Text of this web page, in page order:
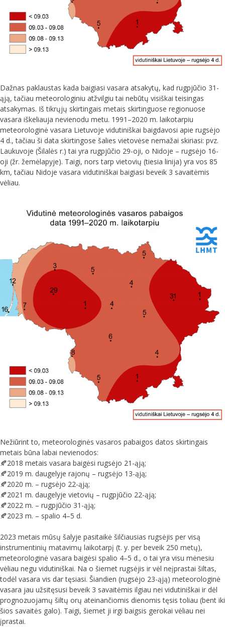
Dažnas paklaustas kada baigiasi vasara atsakytų, kad rugpjūčio 31-
ąją, tačiau meteorologiniu atžvilgiu tai nebūtų visiškai teisingas
atsakymas. Iš tikrųjų skirtingais metais skirtinguose regionuose
vasara iškeliauja nevienodu metu. 1991–2020 m. laikotarpiu
meteorologinė vasara Lietuvoje vidutiniškai baigdavosi apie rugsėjo
4 d., tačiau ši data skirtingose šalies vietovėse nemažai skiriasi: pvz.
Laukuvoje (Šilalės r.) tai yra rugpjūčio 29-oji, o Nidoje – rugsėjo 16-
oji (žr. žemėlapyje). Taigi, nors tarp vietovių (tiesia linija) yra vos 85
km, tačiau Nidoje vasara vidutiniškai baigiasi beveik 3 savaitėmis
vėliau.
Nežiūrint to, meteorologinės vasaros pabaigos datos skirtingais
metais būna labai nevienodos:
🍂2018 metais vasara baigėsi rugsėjo 21-ąją;
🍂2019 m. daugelyje rajonų – rugsėjo 13-ąją;
🍂2020 m. – rugsėjo 22-ąją;
🍂2021 m. daugelyje vietovių – rugpjūčio 22-ąją;
🍂2022 m. – rugpjūčio 31-ąją;
🍂2023 m. – spalio 4–5 d.
2023 metais mūsų šalyje pasitaikė šilčiausias rugsėjis per visą
instrumentinių matavimų laikotarpį (t. y. per beveik 250 metų),
meteorologinė vasara baigėsi spalio 4–5 d., o tai yra visu mėnesiu
vėliau negu vidutiniškai. Na o šiemet rugsėjis ir vėl neįprastai šiltas,
todėl vasara vis dar tęsiasi. Šiandien (rugsėjo 23-ąją) meteorologinė
vasara jau užsitęsusi beveik 3 savaitėmis ilgiau nei vidutiniškai ir dėl
prognozuojamų šiltų orų ateinančiomis dienomis tęsis toliau (bent iki
šios savaitės galo). Taigi, šiemet ji irgi baigsis gerokai vėliau nei
įprastai.